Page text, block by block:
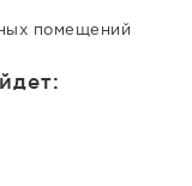
помещений